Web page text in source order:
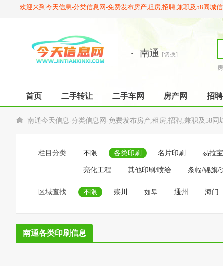
欢迎来到今天信息-分类信息网-免费发布房产,租房,招聘,兼职及58同城信
· 南通
[切换]
首页 二手转让 二手车网 房产网 招聘
南通今天信息-分类信息网-免费发布房产,租房,招聘,兼职及58同
栏目分类 不限 各类印刷 名片印刷 易拉
亮化工程 其他印刷/喷绘 条幅/锦旗/
区域查找 不限 崇川 如皋 通州 海门
南通各类印刷信息